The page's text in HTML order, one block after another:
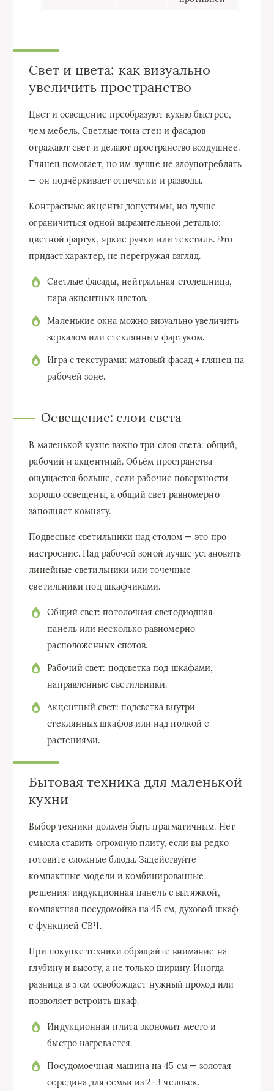
Свет и цвета: как визуально
увеличить пространство
Цвет и освещение преобразуют кухню быстрее,
чем мебель. Светлые тона стен и фасадов
отражают свет и делают пространство воздушнее.
Глянец помогает, но им лучше не злоупотреблять
— он подчёркивает отпечатки и разводы.
Контрастные акценты допустимы, но лучше
ограничиться одной выразительной деталью:
цветной фартук, яркие ручки или текстиль. Это
придаст характер, не перегружая взгляд.
Светлые фасады, нейтральная столешница,
пара акцентных цветов.
Маленькие окна можно визуально увеличить
зеркалом или стеклянным фартуком.
Игра с текстурами: матовый фасад + глянец на
рабочей зоне.
Освещение: слои света
В маленькой кухне важно три слоя света: общий,
рабочий и акцентный. Объём пространства
ощущается больше, если рабочие поверхности
хорошо освещены, а общий свет равномерно
заполняет комнату.
Подвесные светильники над столом — это про
настроение. Над рабочей зоной лучше установить
линейные светильники или точечные
светильники под шкафчиками.
Общий свет: потолочная светодиодная
панель или несколько равномерно
расположенных спотов.
Рабочий свет: подсветка под шкафами,
направленные светильники.
Акцентный свет: подсветка внутри
стеклянных шкафов или над полкой с
растениями.
Бытовая техника для маленькой
кухни
Выбор техники должен быть прагматичным. Нет
смысла ставить огромную плиту, если вы редко
готовите сложные блюда. Задействуйте
компактные модели и комбинированные
решения: индукционная панель с вытяжкой,
компактная посудомойка на 45 см, духовой шкаф
с функцией СВЧ.
При покупке техники обращайте внимание на
глубину и высоту, а не только ширину. Иногда
разница в 5 см освобождает нужный проход или
позволяет встроить шкаф.
Индукционная плита экономит место и
быстро нагревается.
Посудомоечная машина на 45 см — золотая
середина для семьи из 2–3 человек.